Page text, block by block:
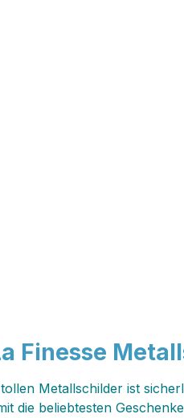
Finesse
Metallschilder ist
die beliebtesten